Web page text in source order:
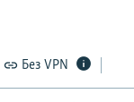
Без VPN